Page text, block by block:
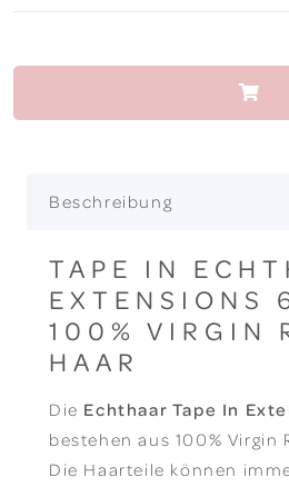
Beschreibung
TAPE IN
EXTENSIONS
100% VIRGIN
HAAR
Die Echthaar Tape In
bestehen aus 100% Virgin
Die Haarteile können